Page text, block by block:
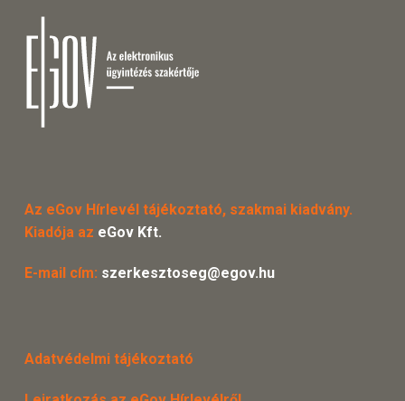
Az eGov Hírlevél tájékoztató, szakmai kiadvány.
Kiadója az eGov Kft.
E-mail cím: szerkesztoseg@egov.hu
Adatvédelmi tájékoztató